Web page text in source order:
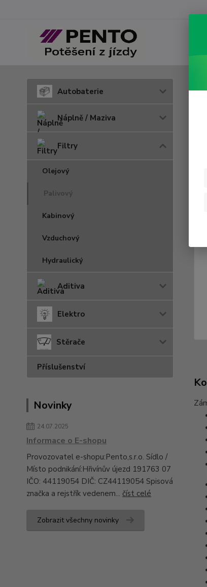
Autobaterie
Náplně / Maziva
Filtry
Olejový
Palivový
Kabinový
Vzduchový
Hydraulický
Aditiva
Elektro
Stěrače
Příslušenství
Novinky
24.07.2025
Informace o E-shopu
Provozovatel e-shopu:Pento,s.r.o. Sídlo /
Místo podnikání:Hřivínův újezd 191763 07
IČO: 44119054 DIČ: CZ44119054 Spisová
značka a rejstřík vedenem... číst celé
Zobrazit všechny novinky